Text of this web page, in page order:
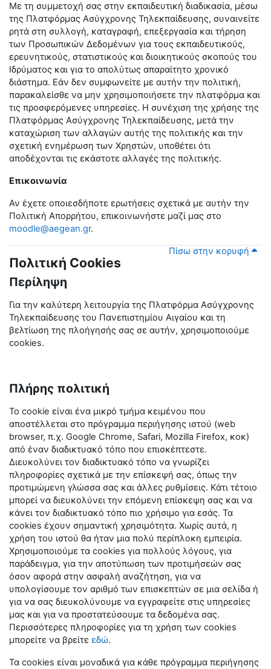
Με τη συμμετοχή σας στην εκπαιδευτική διαδικασία, μέσω
της Πλατφόρμας Ασύγχρονης Τηλεκπαίδευσης, συναινείτε
ρητά στη συλλογή, καταγραφή, επεξεργασία και τήρηση
των Προσωπικών Δεδομένων για τους εκπαιδευτικούς,
ερευνητικούς, στατιστικούς και διοικητικούς σκοπούς του
Ιδρύματος και για το απολύτως απαραίτητο χρονικό
διάστημα. Εάν δεν συμφωνείτε με αυτήν την πολιτική,
παρακαλείσθε να μην χρησιμοποιήσετε την πλατφόρμα και
τις προσφερόμενες υπηρεσίες. Η συνέχιση της χρήσης της
Πλατφόρμας Ασύγχρονης Τηλεκπαίδευσης, μετά την
καταχώριση των αλλαγών αυτής της πολιτικής και την
σχετική ενημέρωση των Χρηστών, υποθέτει ότι
αποδέχονται τις εκάστοτε αλλαγές της πολιτικής.
Επικοινωνία
Αν έχετε οποιεσδήποτε ερωτήσεις σχετικά με αυτήν την
Πολιτική Απορρήτου, επικοινωνήστε μαζί μας στο
moodle@aegean.gr.
Πίσω στην κορυφή
Πολιτική Cookies
Περίληψη
Για την καλύτερη λειτουργία της Πλατφόρμα Ασύγχρονης
Τηλεκπαίδευσης του Πανεπιστημίου Αιγαίου και τη
βελτίωση της πλοήγησής σας σε αυτήν, χρησιμοποιούμε
cookies.
Πλήρης πολιτική
Το cookie είναι ένα μικρό τμήμα κειμένου που
αποστέλλεται στο πρόγραμμα περιήγησης ιστού (web
browser, π.χ. Google Chrome, Safari, Mozilla Firefox, κοκ)
από έναν διαδικτυακό τόπο που επισκέπτεστε.
Διευκολύνει τον διαδικτυακό τόπο να γνωρίζει
πληροφορίες σχετικά με την επίσκεψή σας, όπως την
προτιμώμενη γλώσσα σας και άλλες ρυθμίσεις. Κάτι τέτοιο
μπορεί να διευκολύνει την επόμενη επίσκεψη σας και να
κάνει τον διαδικτυακό τόπο πιο χρήσιμο για εσάς. Τα
cookies έχουν σημαντική χρησιμότητα. Χωρίς αυτά, η
χρήση του ιστού θα ήταν μια πολύ περίπλοκη εμπειρία.
Χρησιμοποιούμε τα cookies για πολλούς λόγους, για
παράδειγμα, για την αποτύπωση των προτιμήσεών σας
όσον αφορά στην ασφαλή αναζήτηση, για να
υπολογίσουμε τον αριθμό των επισκεπτών σε μια σελίδα ή
για να σας διευκολύνουμε να εγγραφείτε στις υπηρεσίες
μας και για να προστατεύσουμε τα δεδομένα σας.
Περισσότερες πληροφορίες για τη χρήση των cookies
μπορείτε να βρείτε εδώ.
Τα cookies είναι μοναδικά για κάθε πρόγραμμα περιήγησης